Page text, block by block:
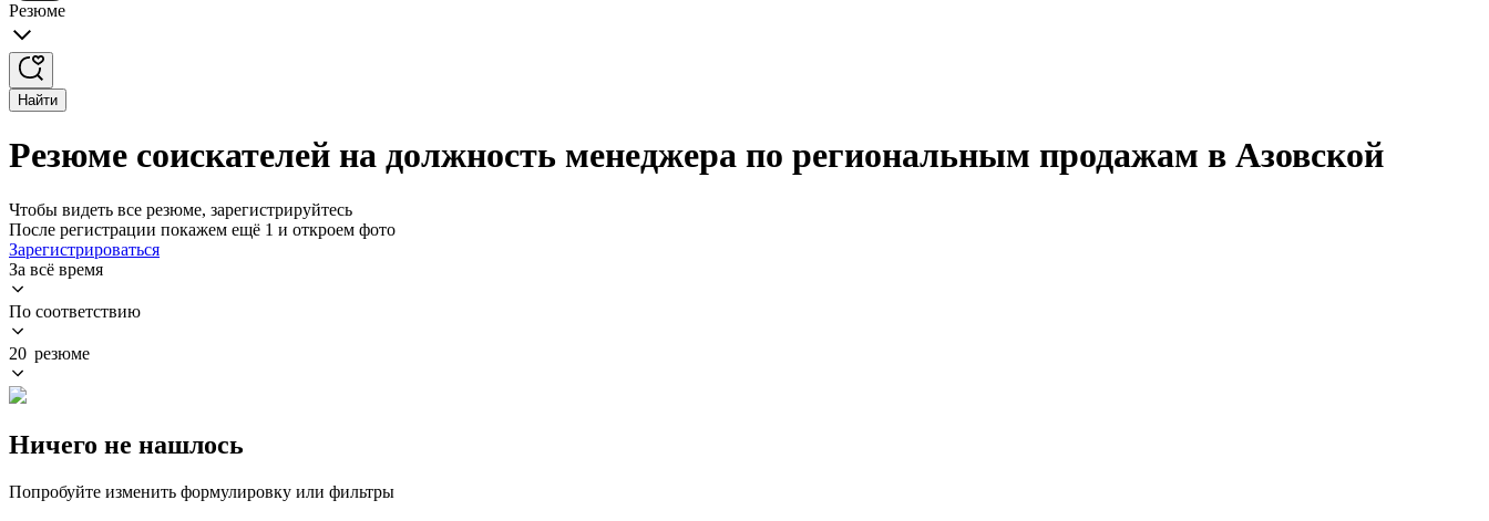
Резюме
Найти
Резюме соискателей на должность менеджера по региональным продажам в Азовской
Чтобы видеть все резюме, зарегистрируйтесь
После регистрации покажем ещё 1 и откроем фото
Зарегистрироваться
За всё время
По соответствию
20 резюме
Ничего не нашлось
Попробуйте изменить формулировку или фильтры